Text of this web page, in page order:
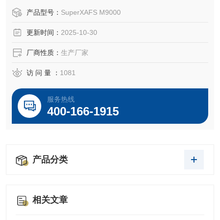
产品型号： SuperXAFS M9000
更新时间： 2025-10-30
厂商性质： 生产厂家
访 问 量 ： 1081
服务热线
400-166-1915
产品分类
相关文章